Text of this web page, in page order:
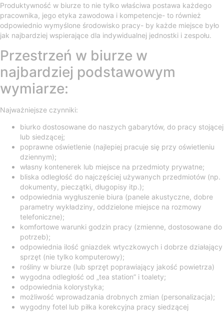
Produktywność w biurze to nie tylko właściwa postawa każdego
pracownika, jego etyka zawodowa i kompetencje- to również
odpowiednio wymyślone środowisko pracy- by każde miejsce było
jak najbardziej wspierające dla indywidualnej jednostki i zespołu.
Przestrzeń w biurze w
najbardziej podstawowym
wymiarze:
Najważniejsze czynniki:
biurko dostosowane do naszych gabarytów, do pracy stojącej
lub siedzącej;
poprawne oświetlenie (najlepiej pracuje się przy oświetleniu
dziennym);
własny kontenerek lub miejsce na przedmioty prywatne;
bliska odległość do najczęściej używanych przedmiotów (np.
dokumenty, pieczątki, długopisy itp.);
odpowiednia wygłuszenie biura (panele akustyczne, dobre
parametry wykładziny, oddzielone miejsce na rozmowy
telefoniczne);
komfortowe warunki godzin pracy (zmienne, dostosowane do
potrzeb);
odpowiednia ilość gniazdek wtyczkowych i dobrze działający
sprzęt (nie tylko komputerowy);
rośliny w biurze (lub sprzęt poprawiający jakość powietrza)
wygodna odległość od „tea station” i toalety;
odpowiednia kolorystyka;
możliwość wprowadzania drobnych zmian (personalizacja);
wygodny fotel lub piłka korekcyjna pracy siedzącej